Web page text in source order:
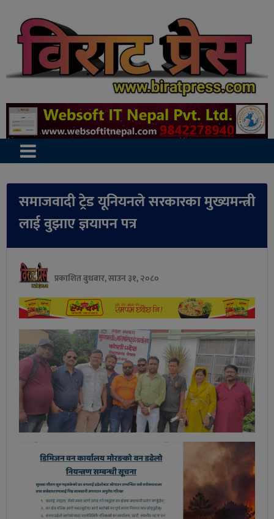
समाजवादी ट्रेड यूनियनले सरकारका मुख्यमन्त्री
लाई वुझाए ज्ञयापन पत्र
प्रकाशित बुधबार, साउन ३१, २०८०